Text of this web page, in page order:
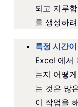
되고 지루
를 생성하
특정 시간
Excel 에서
는지 어떻
는 것은 많
이 작업을